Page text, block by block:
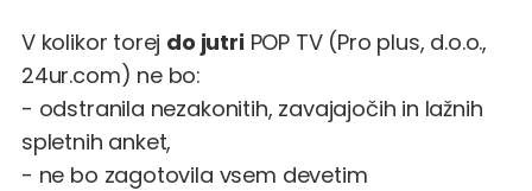
V kolikor torej do jutriPOP TV (Pro plus, d.o.o.,
24ur.com) ne bo:
- odstranila nezakonitih, zavajajočih in lažnih
spletnih anket,
- ne bo zagotovila vsem devetim